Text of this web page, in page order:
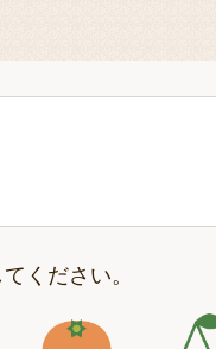
ください。
アイコン4 アイコン5